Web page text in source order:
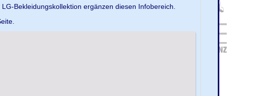
Bekleidungskollektion ergänzen diesen Infobereich.